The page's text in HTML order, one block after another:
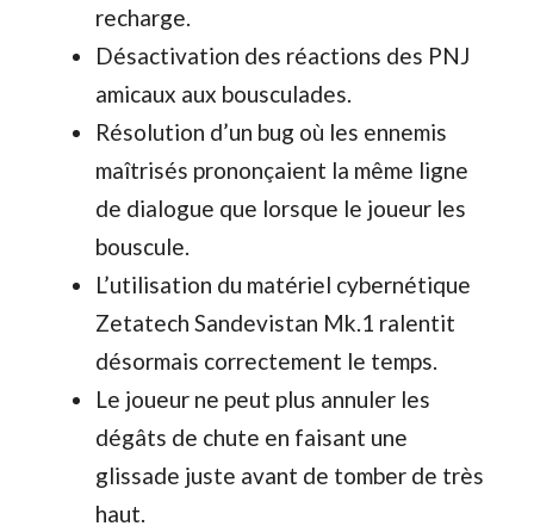
recharge.
Désactivation des réactions des PNJ
amicaux aux bousculades.
Résolution d’un bug où les ennemis
maîtrisés prononçaient la même ligne
de dialogue que lorsque le joueur les
bouscule.
L’utilisation du matériel cybernétique
Zetatech Sandevistan Mk.1 ralentit
désormais correctement le temps.
Le joueur ne peut plus annuler les
dégâts de chute en faisant une
glissade juste avant de tomber de très
haut.